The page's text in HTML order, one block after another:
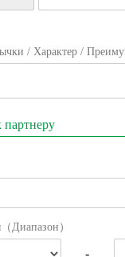
/ Характер /
партнеру
Диапазон）
-